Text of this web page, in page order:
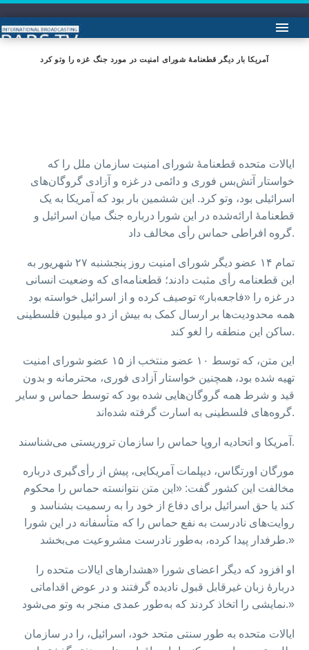
آمریکا بار دیگر قطعنامۀ شورای امنیت در مورد جنگ غزه را وتو کرد
ایالات متحده قطعنامۀ شورای امنیت سازمان ملل را که
خواستار آتش‌بس فوری و دائمی در غزه و آزادی گروگان‌های
اسرائیلی بود، وتو کرد. این ششمین بار بود که آمریکا به یک
قطعنامۀ ارائه‌شده در این شورا درباره جنگ میان اسرائیل و
گروه افراطی حماس رأی مخالف داد.
تمام ۱۴ عضو دیگر شورای امنیت روز پنجشنبه ۲۷ شهریور به
این قطعنامه رأی مثبت دادند؛ قطعنامه‌ای که وضعیت انسانی
در غزه را «فاجعه‌بار» توصیف کرده و از اسرائیل خواسته بود
همه محدودیت‌ها بر ارسال کمک به بیش از دو میلیون فلسطینی
ساکن این منطقه را لغو کند.
این متن، که توسط ۱۰ عضو منتخب از ۱۵ عضو شورای امنیت
تهیه شده بود، همچنین خواستار آزادی فوری، محترمانه و بدون
قید و شرط همه گروگان‌هایی شده بود که توسط حماس و سایر
گروه‌های فلسطینی به اسارت گرفته شده‌اند.
آمریکا و اتحادیه اروپا حماس را سازمان تروریستی می‌شناسند.
مورگان اورتگاس، دیپلمات آمریکایی، پیش از رأی‌گیری درباره
مخالفت این کشور گفت: «این متن نتوانسته حماس را محکوم
کند یا حق اسرائیل برای دفاع از خود را به رسمیت بشناسد و
روایت‌های نادرست به نفع حماس را که متأسفانه در این شورا
طرفدار پیدا کرده، به‌طور نادرست مشروعیت می‌بخشد.»
او افزود که دیگر اعضای شورا «هشدارهای ایالات متحده را
دربارهٔ زبان غیرقابل قبول نادیده گرفتند و در عوض اقداماتی
نمایشی را اتخاذ کردند که به‌طور عمدی منجر به وتو می‌شود.»
ایالات متحده به طور سنتی متحد خود، اسرائیل، را در سازمان